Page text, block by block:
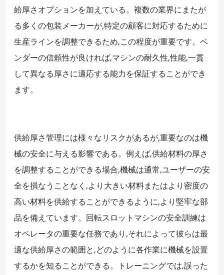
給厚さオプションを加えている。複数の業界にまたが
る多くの包装メーカーが,特定の顧客に対応するために
生産ラインを調整できるため,この程度が重要です。ベ
ンダーの信頼性が良ければ,マシンの耐久性,性能,一貫
して異なる厚さに適応する能力を保証することができ
ます。
供給厚さ管理には様々なリスクがあるが,重要なのは機
械の安全に与える影響である。例えば,供給材料の厚さ
を調整することができる場合,機械は通常,ユーザーの安
全を損なうことなく,より大きい材料またはより密度の
高い材料を供給することができるように,より堅牢な部
品を備えています。回転スロットマシンの安全訓練は
オペレータの重要な任務であり,それによって彼らは最
適な供給厚さの範囲と,どのように各作業に機械を設置
するかを知ることができる。トレーニングでは,誤った